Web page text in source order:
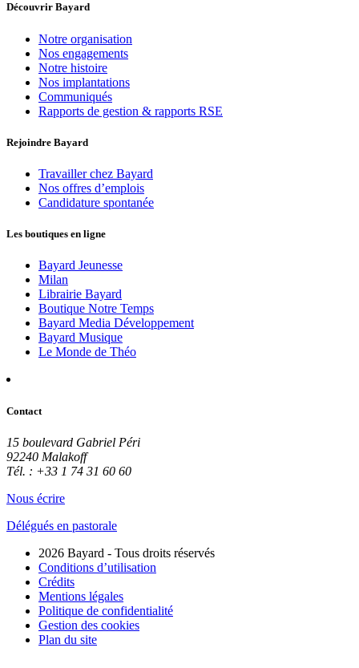
Découvrir Bayard
Notre organisation
Nos engagements
Notre histoire
Nos implantations
Communiqués
Rapports de gestion & rapports RSE
Rejoindre Bayard
Travailler chez Bayard
Nos offres d’emplois
Candidature spontanée
Les boutiques en ligne
Bayard Jeunesse
Milan
Librairie Bayard
Boutique Notre Temps
Bayard Media Développement
Bayard Musique
Le Monde de Théo
Contact
15 boulevard Gabriel Péri
92240 Malakoff
Tél. : +33 1 74 31 60 60
Nous écrire
Délégués en pastorale
2026 Bayard - Tous droits réservés
Conditions d’utilisation
Crédits
Mentions légales
Politique de confidentialité
Gestion des cookies
Plan du site